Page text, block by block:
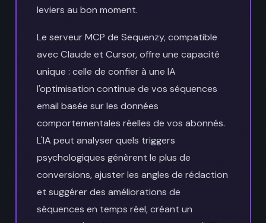
leviers au bon moment.
Le serveur MCP de Sequenzy, compatible
avec Claude et Cursor, offre une capacité
unique : celle de confier à une IA
l'optimisation continue de vos séquences
email basée sur les données
comportementales réelles de vos abonnés.
L'IA peut analyser quels triggers
psychologiques génèrent le plus de
conversions, ajuster les angles de rédaction
et suggérer des améliorations de
séquences en temps réel, créant un